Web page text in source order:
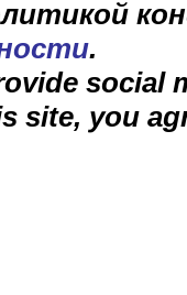
.
social
site, you